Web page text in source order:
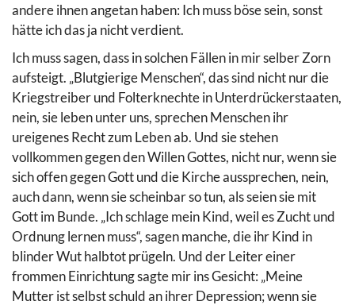
andere ihnen angetan haben: Ich muss böse sein, sonst
hätte ich das ja nicht verdient.
Ich muss sagen, dass in solchen Fällen in mir selber Zorn
aufsteigt. „Blutgierige Menschen“, das sind nicht nur die
Kriegstreiber und Folterknechte in Unterdrückerstaaten,
nein, sie leben unter uns, sprechen Menschen ihr
ureigenes Recht zum Leben ab. Und sie stehen
vollkommen gegen den Willen Gottes, nicht nur, wenn sie
sich offen gegen Gott und die Kirche aussprechen, nein,
auch dann, wenn sie scheinbar so tun, als seien sie mit
Gott im Bunde. „Ich schlage mein Kind, weil es Zucht und
Ordnung lernen muss“, sagen manche, die ihr Kind in
blinder Wut halbtot prügeln. Und der Leiter einer
frommen Einrichtung sagte mir ins Gesicht: „Meine
Mutter ist selbst schuld an ihrer Depression; wenn sie